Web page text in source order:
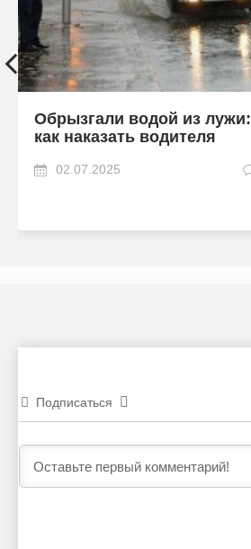
Обрызгали водой из лужи:
как наказать водителя
02.07.2025
Подписаться